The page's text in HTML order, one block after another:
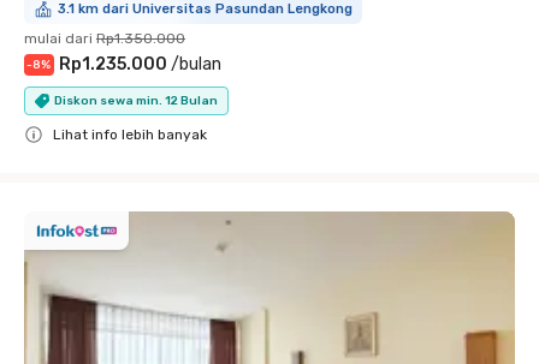
3.1 km dari Universitas Pasundan Lengkong
mulai dari Rp1.350.000
-8% Rp1.235.000 /bulan
Diskon sewa min. 12 Bulan
Lihat info lebih banyak